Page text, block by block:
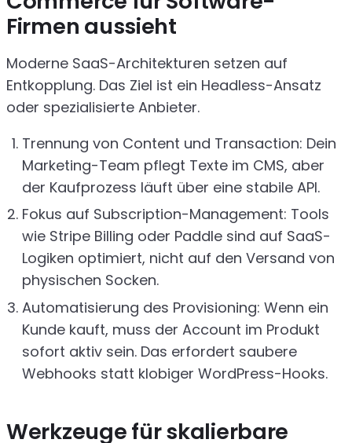
Firmen aussieht
Moderne SaaS-Architekturen setzen auf
Entkopplung. Das Ziel ist ein Headless-Ansatz
oder spezialisierte Anbieter.
Trennung von Content und Transaction: Dein
Marketing-Team pflegt Texte im CMS, aber
der Kaufprozess läuft über eine stabile API.
Fokus auf Subscription-Management: Tools
wie Stripe Billing oder Paddle sind auf SaaS-
Logiken optimiert, nicht auf den Versand von
physischen Socken.
Automatisierung des Provisioning: Wenn ein
Kunde kauft, muss der Account im Produkt
sofort aktiv sein. Das erfordert saubere
Webhooks statt klobiger WordPress-Hooks.
Werkzeuge für skalierbare